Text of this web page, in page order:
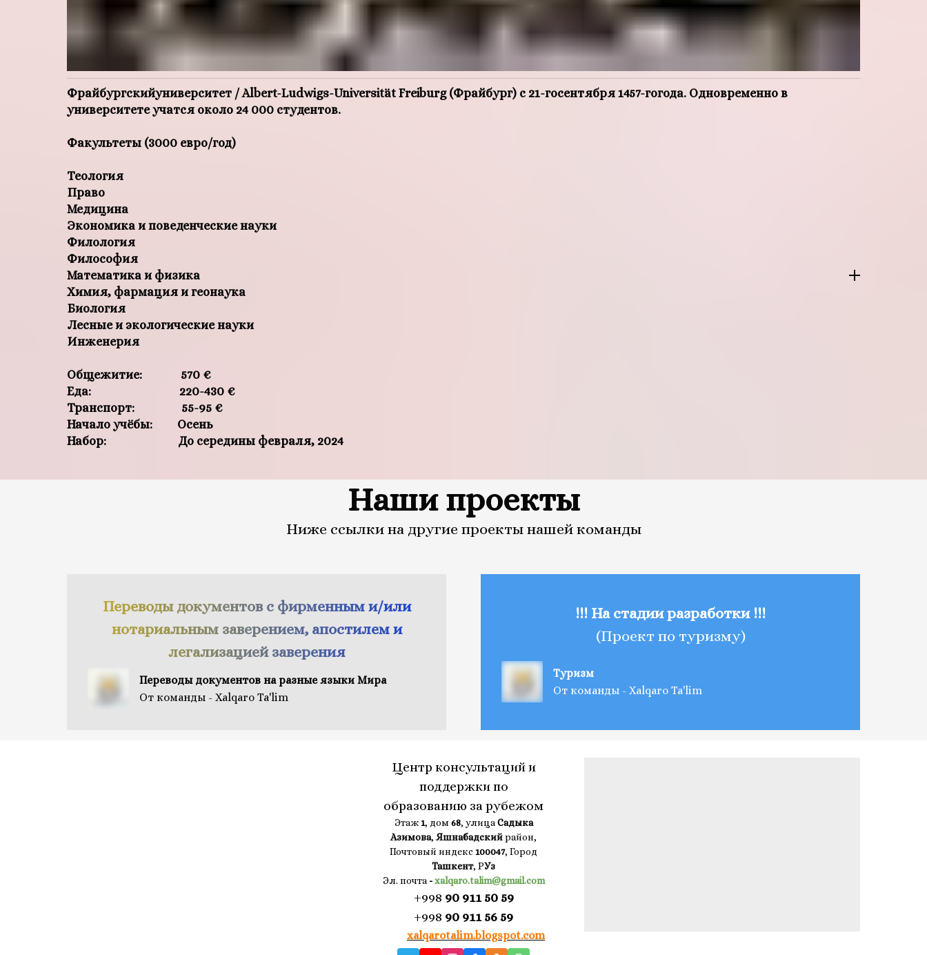
Фрайбургскийуниверситет / Albert-Ludwigs-Universität Freiburg (Фрайбург) c 21-госентября 1457-гогода. Одновременно в
университете учатся около 24 000 студентов.
Факультеты (3000 евро/год)
Теология
Право
Медицина
Экономика и поведенческие науки
Филология
Философия
Математика и физика
Химия, фармация и геонаука
Биология
Лесные и экологические науки
Инженерия
Общежитие: 570 €
Еда: 220-430 €
Транспорт: 55-95 €
Начало учёбы: Осень
Набор: До середины февраля, 2024
Наши проекты
Ниже ссылки на другие проекты нашей команды
Переводы документов с фирменным и/или
нотариальным заверением, апостилем и
легализацией заверения
Переводы документов на разные языки Мира
От команды - Xalqaro Ta'lim
!!! На стадии разработки !!!
(Проект по туризму)
Туризм
От команды - Xalqaro Ta'lim
Центр консультаций и
поддержки по
образованию за рубежом
Этаж 1, дом 68, улицаСадыка
Азимова, Яшнабадскийрайон,
Почтовый индекс 100047, Город
Ташкент, РУз
Эл. почта-xalqaro.talim@gmail.com
+998 90 911 50 59
+998 90 911 56 59
xalqarotalim.blogspot.com